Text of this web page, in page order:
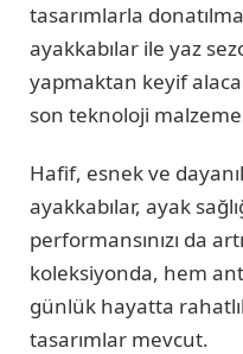
tasarımlarla
ayakkabılar ile yaz
yapmaktan keyif
son teknoloji
Hafif, esnek ve
ayakkabılar, ayak
performansınızı da
koleksiyonda, hem
günlük hayatta
tasarımlar mevcut.